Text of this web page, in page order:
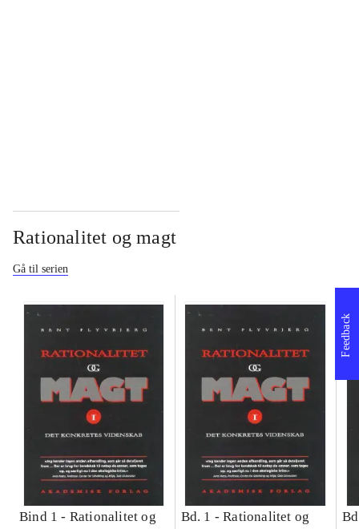
Rationalitet og magt
Gå til serien
Bind 1 - Rationalitet og
Bd. 1 -Rationalitet og
Feedback